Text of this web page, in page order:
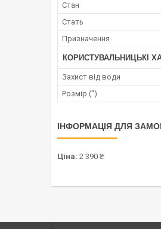
Стан
Стать
Призначення
КОРИСТУВАЛЬНИЦЬКІ
Захист від води
Розмір (")
ІНФОРМАЦІЯ ДЛЯ
Ціна: 2 390 ₴